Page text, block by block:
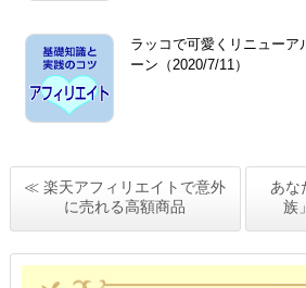
ラッコで可愛くリニュー
ーン（2020/7/11）
≪ 楽天アフィリエイトで意外
に売れる高額商品
あな
族